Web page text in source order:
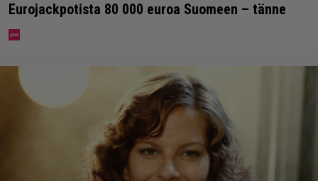
Eurojackpotista 80 000 euroa Suomeen – tänne